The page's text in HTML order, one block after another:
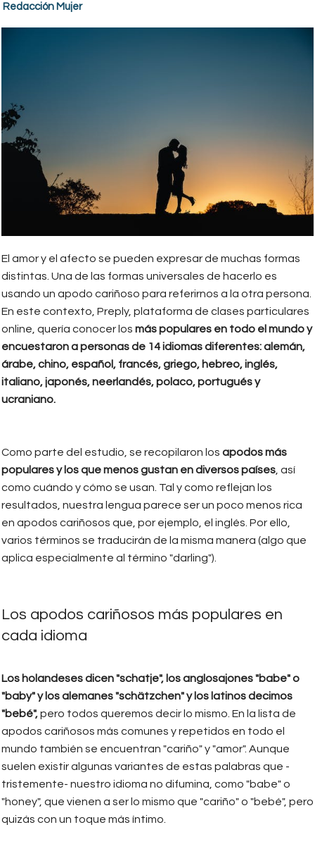
Redacción Mujer
El amor y el afecto se pueden expresar de muchas formas
distintas. Una de las formas universales de hacerlo es
usando un apodo cariñoso para referirnos a la otra persona.
En este contexto, Preply, plataforma de clases particulares
online, quería conocer los más populares en todo el mundo y
encuestaron a personas de 14 idiomas diferentes: alemán,
árabe, chino, español, francés, griego, hebreo, inglés,
italiano, japonés, neerlandés, polaco, portugués y
ucraniano.
Como parte del estudio, se recopilaron los apodos más
populares y los que menos gustan en diversos países , así
como cuándo y cómo se usan. Tal y como reflejan los
resultados, nuestra lengua parece ser un poco menos rica
en apodos cariñosos que, por ejemplo, el inglés. Por ello,
varios términos se traducirán de la misma manera (algo que
aplica especialmente al término "darling").
Los apodos cariñosos más populares en
cada idioma
Los holandeses dicen "schatje", los anglosajones "babe" o
"baby" y los alemanes "schätzchen" y los latinos decimos
"bebé",pero todos queremos decir lo mismo. En la lista de
apodos cariñosos más comunes y repetidos en todo el
mundo también se encuentran "cariño" y "amor". Aunque
suelen existir algunas variantes de estas palabras que -
tristemente- nuestro idioma no difumina, como "babe" o
"honey", que vienen a ser lo mismo que "cariño" o "bebé", pero
quizás con un toque más íntimo.